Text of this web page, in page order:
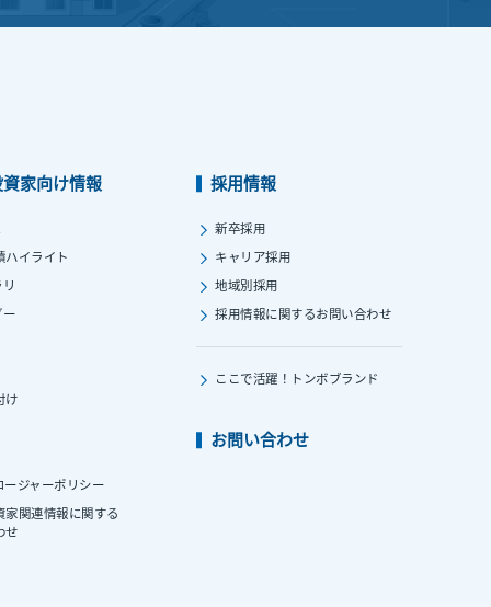
家向け情報
ハイライト
ー
け
ージャーポリシー
家関連情報に関する
せ
採用情報
新卒採用
キャリア採用
地域別採用
採用情報に関するお問い合わせ
ここで活躍！ トンボブランド
お問い合わせ